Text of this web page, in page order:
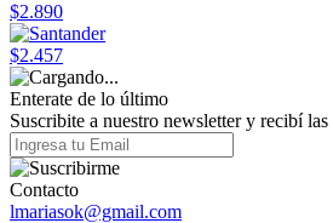
$2.890
$2.457
Enterate de lo último
Suscribite a nuestro newsletter y recibí
Contacto
lmariasok@gmail.com